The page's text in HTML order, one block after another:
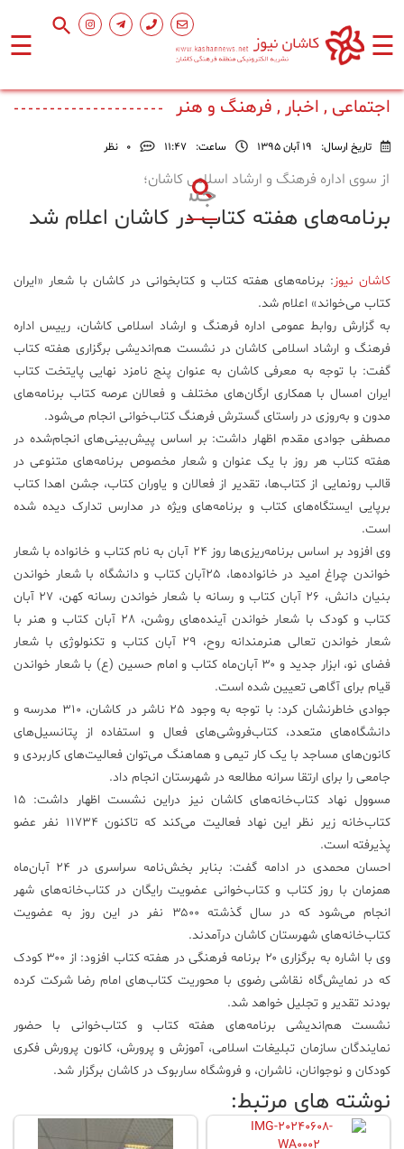
☰ ☰
اصلی
فرهنگ
و
ورزشی
محیط
زیست
علم
فناوری
عکس
پادکست
مجله
فرهنگی
و
هنری
اجتماعی , اخبار , فرهنگ و هنر
تاریخ ارسال: 19 آبان 1395 ساعت: ۱۱:۴۷ 0 نظر
از سوی اداره فرهنگ و ارشاد اسلامی کاشان؛
برنامه‌های هفته کتاب در کاشان اعلام شد
کاشان نیوز : برنامه‌های هفته کتاب و کتابخوانی در کاشان با شعار «ایران
کتاب می‌خواند» اعلام شد.
به گزارش روابط عمومی اداره فرهنگ و ارشاد اسلامی کاشان، رییس اداره
فرهنگ و ارشاد اسلامی کاشان در نشست هم‌اندیشی برگزاری هفته کتاب
گفت: با توجه به معرفی کاشان به عنوان پنج نامزد نهایی پایتخت کتاب
ایران امسال با همکاری ارگان‌های مختلف و فعالان عرصه کتاب برنامه‌های
مدون و به‌روزی در راستای گسترش فرهنگ کتاب‌خوانی انجام می‌شود.
مصطفی جوادی مقدم اظهار داشت: بر اساس پیش‌بینی‌های انجام‌شده در
هفته کتاب هر روز با یک عنوان و شعار مخصوص برنامه‌های متنوعی در
قالب رونمایی از کتاب‌ها، تقدیر از فعالان و یاوران کتاب، جشن اهدا کتاب
برپایی ایستگاه‌های کتاب و برنامه‌های ویژه در مدارس تدارک دیده شده
است.
وی افزود بر اساس برنامه‌ریزی‌ها روز ۲۴ آبان‌ به نام کتاب و خانواده با شعار
خواندن چراغ امید در خانواده‌ها، ۲۵آبان کتاب و دانشگاه با شعار خواندن
بنیان دانش، ۲۶ آبان کتاب و رسانه با شعار خواندن رسانه کهن، ۲۷ آبان
کتاب و کودک با شعار خواندن آینده‌های روشن، ۲۸ آبان کتاب و هنر با
شعار خواندن تعالی هنرمندانه روح، ۲۹ آبان کتاب و تکنولوژی با شعار
فضای نو، ابزار جدید و ۳۰ آبا‌ن‌ماه کتاب و امام حسین (ع) با شعار خواندن
قیام برای آگاهی تعیین شده است.
جوادی خاطرنشان کرد: با توجه به وجود ۲۵ ناشر در کاشان، ۳۱۰ مدرسه و
دانشگاه‌های متعدد، کتاب‌فروشی‌های فعال و استفاده از پتانسیل‌های
کانون‌های مساجد با یک کار تیمی و هماهنگ می‌توان فعالیت‌های کاربردی و
جامعی را برای ارتقا سرانه مطالعه در شهرستان انجام داد.
مسوول نهاد کتاب‌خانه‌های کاشان نیز دراین نشست اظهار داشت: ۱۵
کتاب‌خانه زیر نظر این نهاد فعالیت می‌کند که تاکنون ۱۱۷۳۴ نفر عضو
پذیرفته است.
احسان محمدی در ادامه گفت: بنابر بخش‌نامه سراسری در ۲۴ آبان‌ماه
همزمان با روز کتاب و کتاب‌خوانی عضویت رایگان در کتاب‌خانه‌های شهر
انجام می‌شود که در سال گذشته ۳۵۰۰ نفر در این روز به عضویت
کتاب‌خانه‌های شهرستان کاشان درآمدند.
وی با اشاره به برگزاری ۲۰ برنامه فرهنگی در هفته کتاب افزود: از ۳۰۰ کودک
که در نمایش‌گاه نقاشی رضوی با محوریت کتاب‌های امام رضا شرکت کرده
بودند تقدیر و تجلیل خواهد شد.
نشست هم‌اندیشی برنامه‌های هفته کتاب و کتاب‌خوانی با حضور
نمایندگان سازمان تبلیغات اسلامی، آموزش و پرورش، کانون پرورش فکری
کودکان و نوجوانان، ناشران، و فروشگاه ساربوک در کاشان برگزار شد.
نوشته های مرتبط: